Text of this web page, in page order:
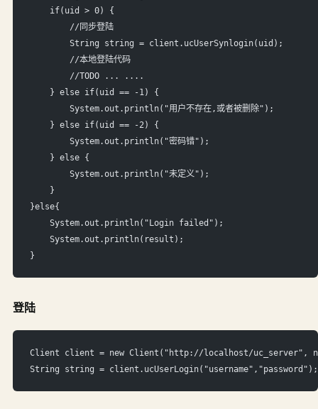
    if(uid > 0) {
        //同步登陆
        String string = client.ucUserSynlogin(uid);
        //本地登陆代码
        //TODO ... ....
    } else if(uid == -1) {
        System.out.println("用户不存在,或者被删除");
    } else if(uid == -2) {
        System.out.println("密码错");
    } else {
        System.out.println("未定义");
    }
}else{
    System.out.println("Login failed");
    System.out.println(result);
}
登陆
Client client = new Client("http://localhost/
String string = client.ucUserLogin("username","password");